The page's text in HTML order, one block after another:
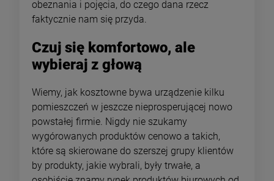
obeznania i pojęcia, do czego dana rzecz
faktycznie nam się przyda.
Czuj się komfortowo, ale
wybieraj z głową
Wiemy, jak kosztowne bywa urządzenie kilku
pomieszczeń w jeszcze nieprosperującej nowo
powstałej firmie. Nigdy nie szukamy
wygórowanych produktów cenowo a takich,
które są skierowane do szerszej grupy klientów
by produkty, jakie wybrali, były trwałe, a